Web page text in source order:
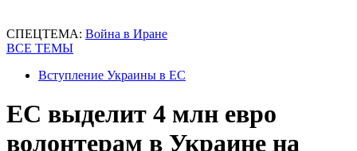
СПЕЦТЕМА: Война в Иране
ВСЕ ТЕМЫ
Вступление Украины в ЕС
ЕС выделит 4 млн евро
волонтерам в Украине на